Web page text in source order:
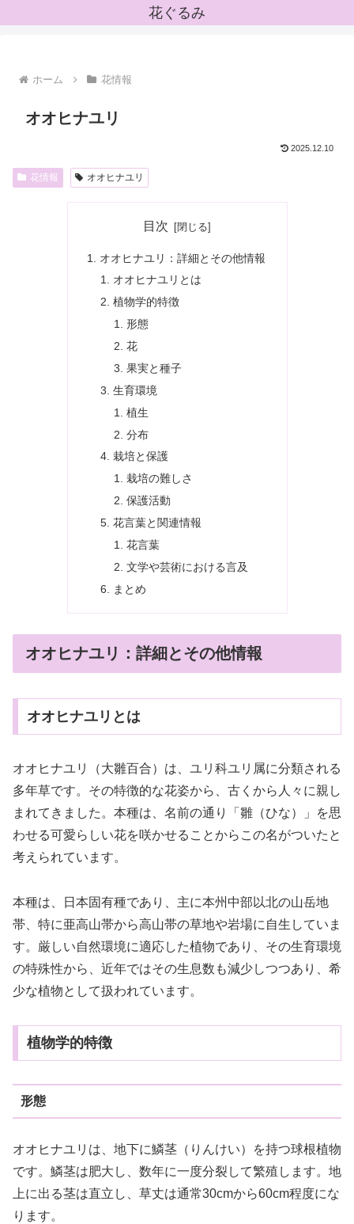
花ぐるみ
ホーム 花情報
オオヒナユリ
2025.12.10
花情報 オオヒナユリ
目次
オオヒナユリ：詳細とその他情報
オオヒナユリとは
植物学的特徴
形態
花
果実と種子
生育環境
植生
分布
栽培と保護
栽培の難しさ
保護活動
花言葉と関連情報
花言葉
文学や芸術における言及
まとめ
オオヒナユリ：詳細とその他情報
オオヒナユリとは
オオヒナユリ（大雛百合）は、ユリ科ユリ属に分類される
多年草です。その特徴的な花姿から、古くから人々に親し
まれてきました。本種は、名前の通り「雛（ひな）」を思
わせる可愛らしい花を咲かせることからこの名がついたと
考えられています。
本種は、日本固有種であり、主に本州中部以北の山岳地
帯、特に亜高山帯から高山帯の草地や岩場に自生していま
す。厳しい自然環境に適応した植物であり、その生育環境
の特殊性から、近年ではその生息数も減少しつつあり、希
少な植物として扱われています。
植物学的特徴
形態
オオヒナユリは、地下に鱗茎（りんけい）を持つ球根植物
です。鱗茎は肥大し、数年に一度分裂して繁殖します。地
上に出る茎は直立し、草丈は通常30cmから60cm程度にな
ります。